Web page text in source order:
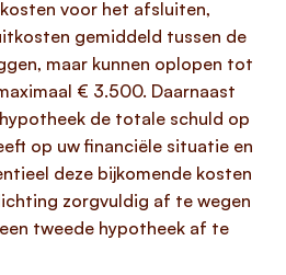
voor het afsluiten,
gemiddeld tussen de
maar kunnen oplopen tot
€ 3.500. Daarnaast
de totale schuld op
op uw financiële situatie en
deze bijkomende kosten
zorgvuldig af te wegen
tweede hypotheek af te